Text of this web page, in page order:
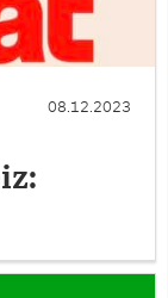
08.12.2023